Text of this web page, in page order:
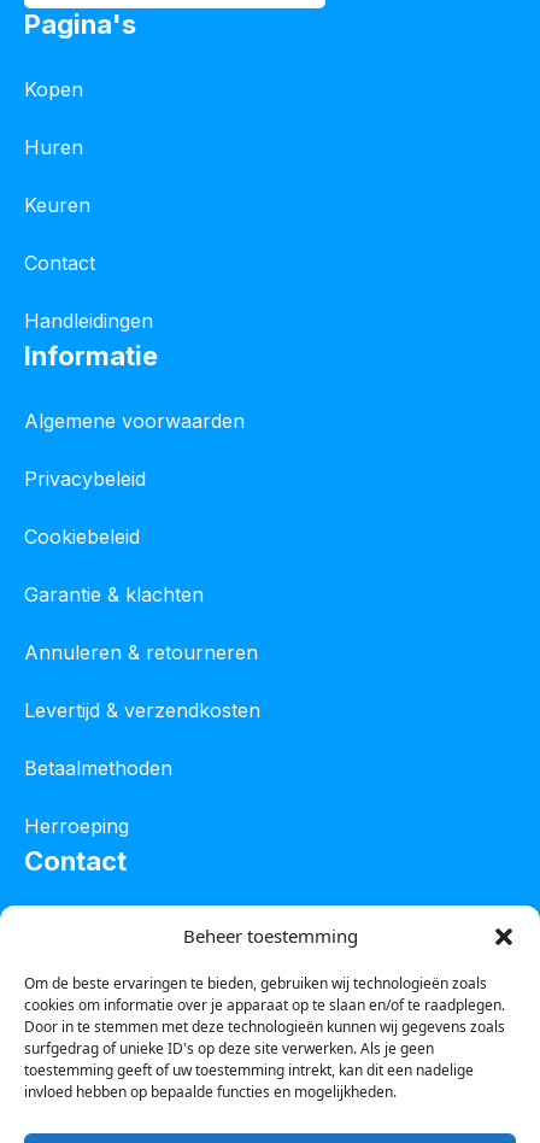
Beheer toestemming
Om de beste ervaringen te bieden, gebruiken wij technologieën zoals
cookies om informatie over je apparaat op te slaan en/of te raadplegen.
Door in te stemmen met deze technologieën kunnen wij gegevens zoals
surfgedrag of unieke ID's op deze site verwerken. Als je geen
toestemming geeft of uw toestemming intrekt, kan dit een nadelige
invloed hebben op bepaalde functies en mogelijkheden.
Pagina's
Kopen
Huren
Keuren
Contact
Handleidingen
Informatie
Algemene voorwaarden
Privacybeleid
Cookiebeleid
Garantie & klachten
Annuleren & retourneren
Levertijd & verzendkosten
Betaalmethoden
Herroeping
Contact
Tel :0850601800
Whatsapp : 0623388306